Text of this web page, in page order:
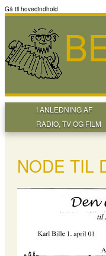
Gå til hovedindhold
I ANLEDNING AF
RADIO, TV OG FILM
NODE TIL